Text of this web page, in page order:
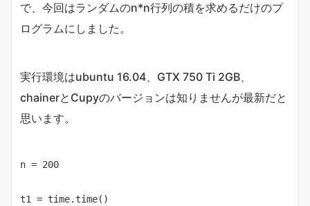
で、今回はランダムのn*n行列の積を求めるだけのプ
ログラムにしました。
実行環境はubuntu 16.04、GTX 750 Ti 2GB、
chainerとCupyのバージョンは知りませんが最新だと
思います。
n = 200
t1 = time.time()